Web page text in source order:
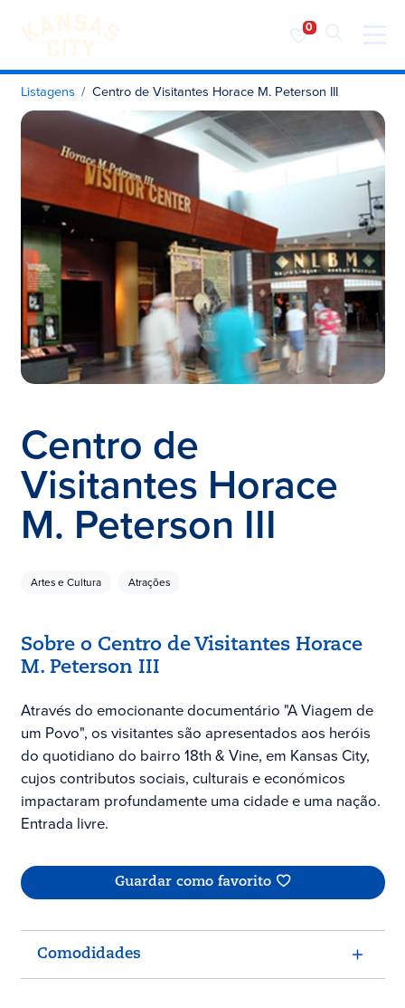
Visite o KC
Saltar para o conteúdo
Listagens Centro de Visitantes Horace M. Peterson III
Centro de
Visitantes Horace
M. Peterson III
Artes e Cultura Atrações
Sobre o Centro de Visitantes Horace
M. Peterson III
Através do emocionante documentário "A Viagem de
um Povo", os visitantes são apresentados aos heróis
do quotidiano do bairro 18th & Vine, em Kansas City,
cujos contributos sociais, culturais e económicos
impactaram profundamente uma cidade e uma nação.
Entrada livre.
Guardar como favorito
Comodidades